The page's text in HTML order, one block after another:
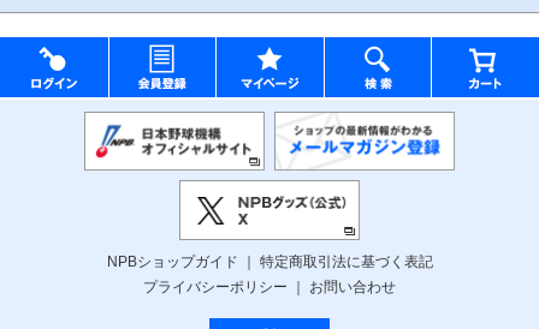
NPBショップガイド
特定商取引法に基づく表記
プライバシーポリシー
お問い合わせ